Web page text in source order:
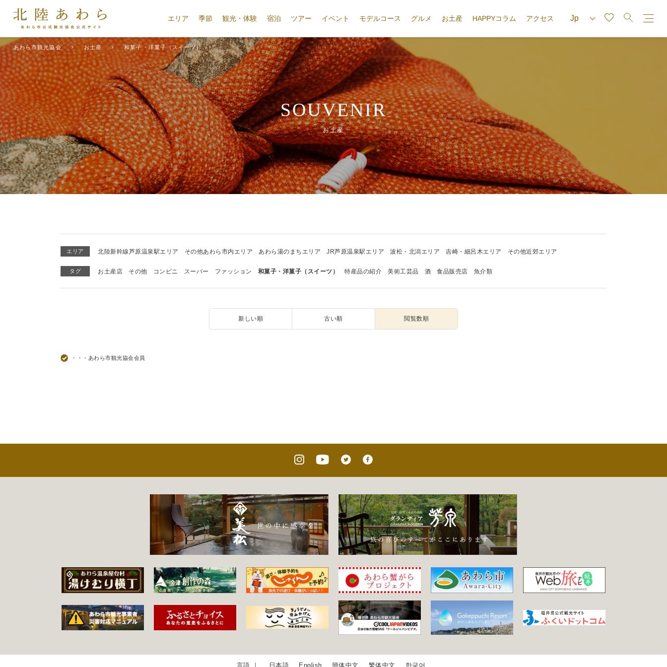
エリア 季節 観光・体験 宿泊 ツアー イベント モデルコース グルメ お土産 HAPPYコラム アクセス
あわら市観光協会 お土産 和菓子・洋菓子（スイーツ）
SOUVENIR
お土産
エリア 北陸新幹線芦原温泉駅エリア その他あわら市内エリア あわら湯のまちエリア JR芦原温泉駅エリア 波松・北潟エリア 吉崎・細呂木エリア その他近郊エリア
タグ お土産店 その他 コンビニ スーパー ファッション 和菓子・洋菓子（スイーツ） 特産品の紹介 美術工芸品 酒 食品販売店 魚介類
新しい順 古い順 閲覧数順
・・・あわら市観光協会会員
日本語 English 簡体中文 繁体中文 한국어